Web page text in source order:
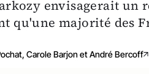
envisagerait un
qu'une majorité des
Carole Barjon et André Bercoff